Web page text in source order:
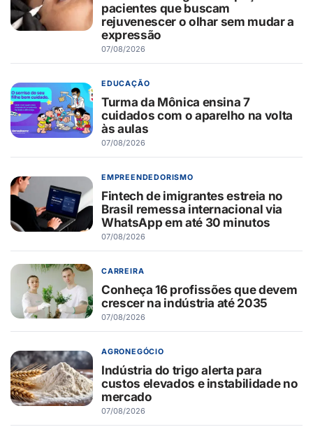
pacientes que buscam
rejuvenescer o olhar sem mudar a
expressão
07/08/2026
EDUCAÇÃO
Turma da Mônica ensina 7
cuidados com o aparelho na volta
às aulas
07/08/2026
EMPREENDEDORISMO
Fintech de imigrantes estreia no
Brasil remessa internacional via
WhatsApp em até 30 minutos
07/08/2026
CARREIRA
Conheça 16 profissões que devem
crescer na indústria até 2035
07/08/2026
AGRONEGÓCIO
Indústria do trigo alerta para
custos elevados e instabilidade no
mercado
07/08/2026